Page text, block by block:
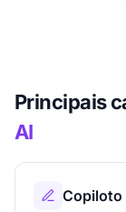
Principais
AI
Copiloto